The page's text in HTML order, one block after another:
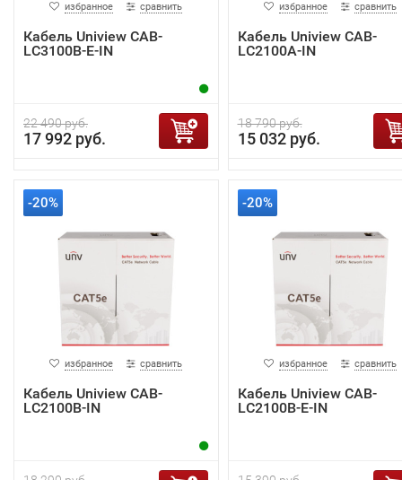
избранное сравнить
Кабель Uniview CAB-
LC3100B-E-IN
22 490 руб.
17 992 руб.
избранное сравнить
Кабель Uniview CAB-
LC2100A-IN
18 790 руб.
15 032 руб.
-20%
избранное сравнить
Кабель Uniview CAB-
LC2100B-IN
-20%
избранное сравнить
Кабель Uniview CAB-
LC2100B-E-IN